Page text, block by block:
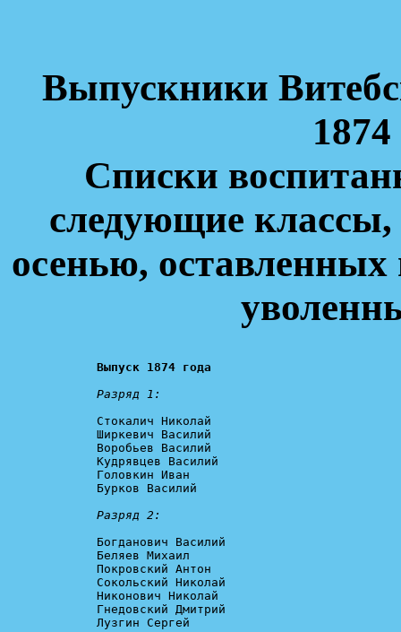
Выпускники
1874
Списки
следующие
осенью,
Выпуск 1874 года
Разряд 1:
Стокалич Николай
Ширкевич Василий
Воробьев Василий
Кудрявцев Василий
Головкин Иван
Бурков Василий
Разряд 2:
Богданович Василий
Беляев Михаил
Покровский Антон
Сокольский Николай
Никонович Николай
Гнедовский Дмитрий
Лузгин Сергей